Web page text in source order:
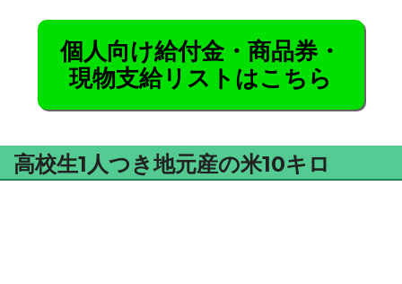
個人向け給付金・商品券・
現物支給リストはこちら
高校生1人つき地元産の米10キロ